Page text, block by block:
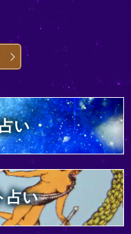
い
占い